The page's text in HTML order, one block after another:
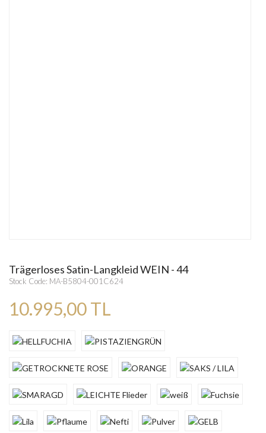
Trägerloses Satin-Langkleid WEIN - 44
Stock Code: MA-B5804-001C624
10.995,00 TL